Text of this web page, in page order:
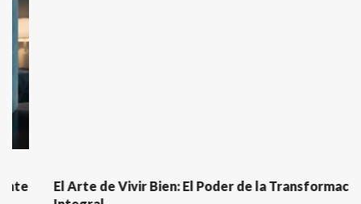
El Arte de Vivir Bien: El Poder de la Transformación